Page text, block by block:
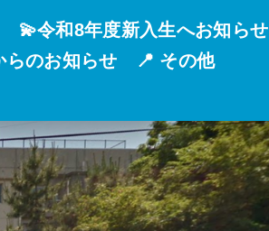
💫令和8年度新入生へお知らせ
らのお知らせ
📍 その他